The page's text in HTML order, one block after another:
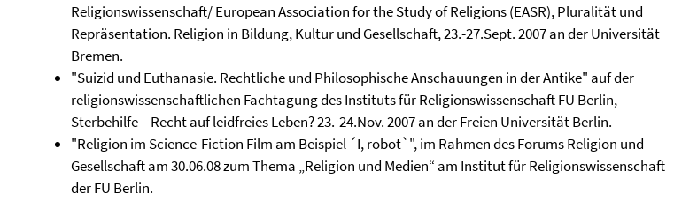
Religionswissenschaft/ European Association for the Study of Religions (EASR), Pluralität und
Repräsentation. Religion in Bildung, Kultur und Gesellschaft, 23.-27.Sept. 2007 an der Universität
Bremen.
"Suizid und Euthanasie. Rechtliche und Philosophische Anschauungen in der Antike" auf der
religionswissenschaftlichen Fachtagung des Instituts für Religionswissenschaft FU Berlin,
Sterbehilfe – Recht auf leidfreies Leben? 23.-24.Nov. 2007 an der Freien Universität Berlin.
"Religion im Science-Fiction Film am Beispiel ´I, robot`", im Rahmen des Forums Religion und
Gesellschaft am 30.06.08 zum Thema „Religion und Medien“ am Institut für Religionswissenschaft
der FU Berlin.